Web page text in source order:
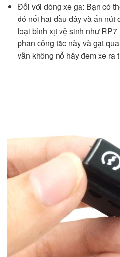
Đối với dòng xe ga: Bạn có
đó nối hai đầu dây và ấn nút
loại bình xịt vệ sinh như
phần công tắc này và gạt
vẫn không nổ hãy đem xe ra